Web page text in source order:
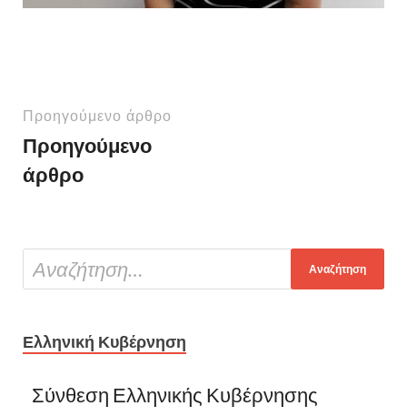
Προηγούμενο άρθρο
Προηγούμενο
άρθρο
Ελληνική Κυβέρνηση
Σύνθεση Ελληνικής Κυβέρνησης